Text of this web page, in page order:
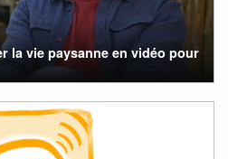
la vie paysanne en vidéo pour